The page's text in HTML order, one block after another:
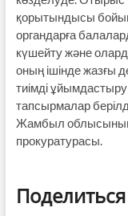
қорытындысы
органдарға
күшейту және
оның ішінде жазғы
тиімді
тапсырмалар
Жамбыл
прокуратурасы.